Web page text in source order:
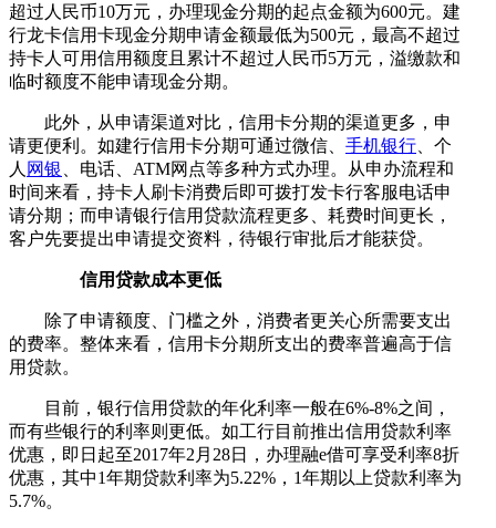
超过人民币10万元，办理现金分期的起点金额为600元。建
行龙卡信用卡现金分期申请金额最低为500元，最高不超过
持卡人可用信用额度且累计不超过人民币5万元，溢缴款和
临时额度不能申请现金分期。
此外，从申请渠道对比，信用卡分期的渠道更多，申
请更便利。如建行信用卡分期可通过微信、 手机银行 、个
人 网银
、电话、ATM网点等多种方式办理。从申办流程和
时间来看，持卡人刷卡消费后即可拨打发卡行客服电话申
请分期；而申请银行信用贷款流程更多、耗费时间更长，
客户先要提出申请提交资料，待银行审批后才能获贷。
信用贷款成本更低
除了申请额度、门槛之外，消费者更关心所需要支出
的费率。整体来看，信用卡分期所支出的费率普遍高于信
用贷款。
目前，银行信用贷款的年化利率一般在6%-8%之间，
而有些银行的利率则更低。如工行目前推出信用贷款利率
优惠，即日起至2017年2月28日，办理融e借可享受利率8折
优惠，其中1年期贷款利率为5.22%，1年期以上贷款利率为
5.7%。